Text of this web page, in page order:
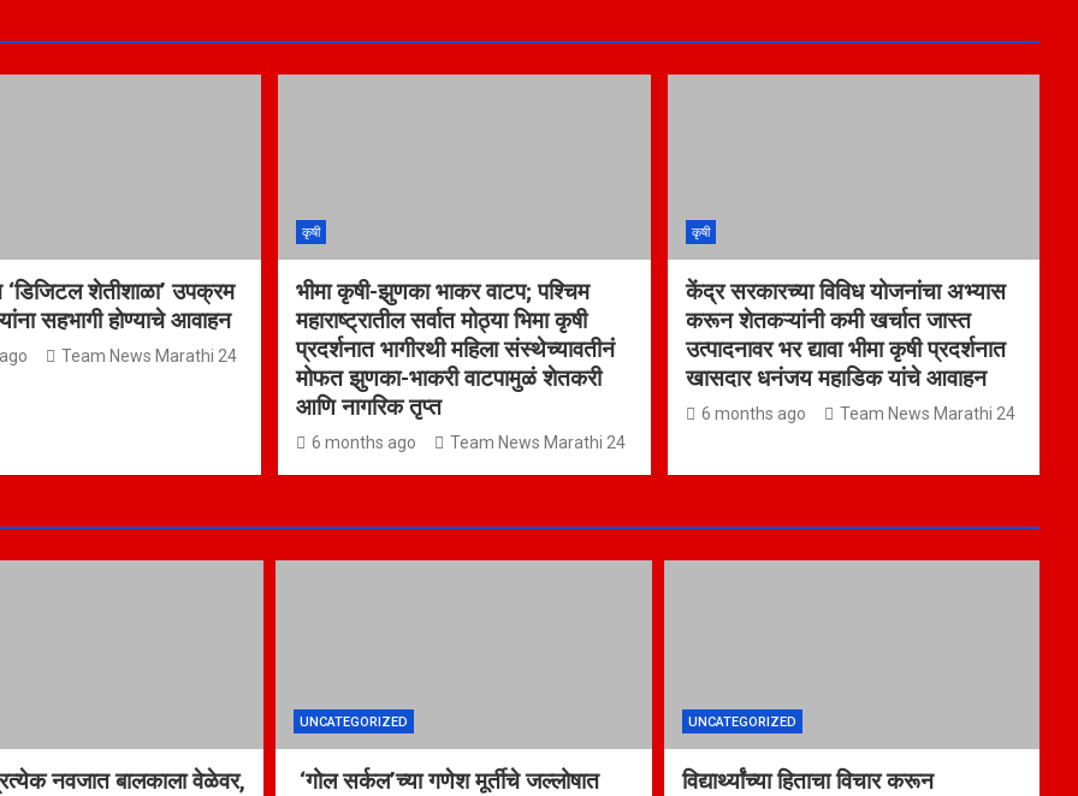
शेतीशाळा’ उपक्रम
सहभागी होण्याचे आवाहन
Team News Marathi 24
कृषी
भीमा कृषी-झुणका भाकर वाटप; पश्चिम
महाराष्ट्रातील सर्वात मोठ्या भिमा कृषी
प्रदर्शनात भागीरथी महिला संस्थेच्यावतीनं
मोफत झुणका-भाकरी वाटपामुळं शेतकरी
आणि नागरिक तृप्त
6 months ago Team News Marathi 24
कृषी
केंद्र सरकारच्या विविध योजनांचा अभ्यास
करून शेतकऱ्यांनी कमी खर्चात जास्त
उत्पादनावर भर द्यावा भीमा कृषी प्रदर्शनात
खासदार धनंजय महाडिक यांचे आवाहन
6 months ago Team News Marathi 24
नवजात बालकाला वेळेवर,
UNCATEGORIZED
‘गोल सर्कल’च्या गणेश मूर्तीचे जल्लोषात
UNCATEGORIZED
विद्यार्थ्यांच्या हिताचा विचार करून